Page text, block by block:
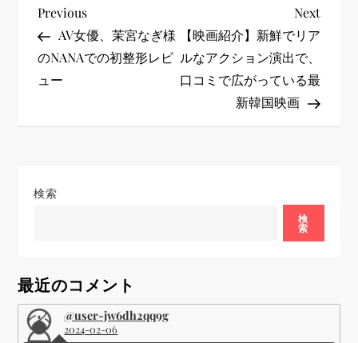
投
稿
ナ
ー
ョ
ン
Previous
Post
Previous
AV女優、茉宮なぎ様
のNANAでの初整形レビ
ュー
Next
Post
Next
【映画紹介】新鮮でリア
ルなアクション演出で、
口コミで広がっている最
新韓国映画
検索
検
索
最近のコメント
@user-jw6dh2qq9g
2024-02-06